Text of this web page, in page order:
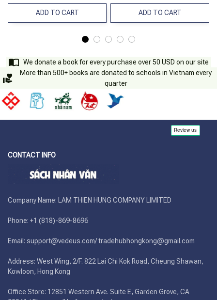
ADD TO CART ADD TO CART
We donate a book for every purchase over 50 USD on our site
More than 500+ books are donated to schools in Vietnam every
quarter
CONTACT INFO
Company Name: LAM THIEN HUNG COMPANY LIMITED
Phone: +1 (818)-869-8696
Email: support@vedeus.com/ tradehubhongkong@gmail.com
Address: West Wing, 2/F. 822 Lai Chi Kok Road, Cheung Shawan,
Kowloon, Hong Kong
Office Store: 12851 Western Ave. Suite E, Garden Grove, CA